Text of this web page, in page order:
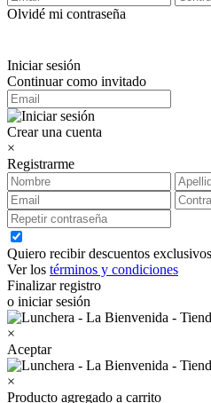
Olvidé mi contraseña
Iniciar sesión
Continuar como invitado
Crear una cuenta
×
Registrarme
Quiero recibir descuentos
Ver los términos y condiciones
Finalizar registro
o iniciar sesión
×
Aceptar
×
Producto agregado a carrito